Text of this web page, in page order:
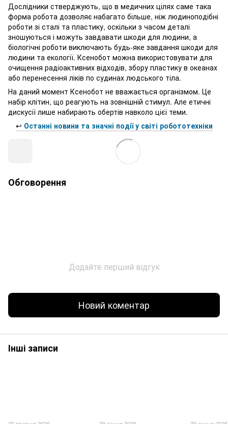
Дослідники стверджують, що в медичних цілях саме така
форма робота дозволяє набагато більше, ніж людиноподібні
роботи зі сталі та пластику, оскільки з часом деталі
зношуються і можуть завдавати шкоди для людини, а
біологічні роботи виключають будь-яке завдання шкоди для
людини та екології. Ксенобот можна використовувати для
очищення радіоактивних відходів, збору пластику в океанах
або перенесення ліків по судинах людського тіла.
На даний момент Ксенобот не вважається організмом. Це
набір клітин, що реагують на зовнішній стимул. Але етичні
дискусії лише набирають обертів навколо цієї теми.
↩️ Останні новини та значні події у світі робототехніки
Обговорення
Додайте перший відгук
Новий коментар
Інші записи